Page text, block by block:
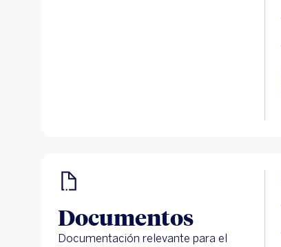
Documentos
Documentación relevante para el